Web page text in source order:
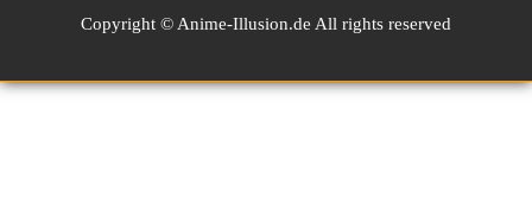
Copyright © Anime-Illusion.de All rights reserved